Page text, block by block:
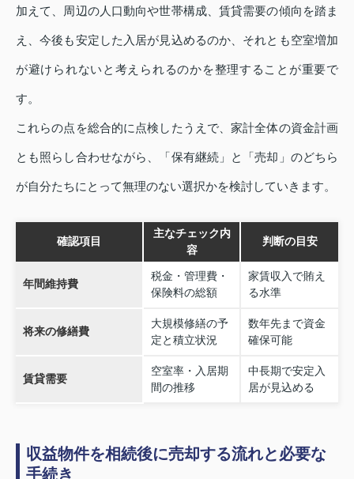
加えて、周辺の人口動向や世帯構成、賃貸需要の傾向を踏ま
え、今後も安定した入居が見込めるのか、それとも空室増加
が避けられないと考えられるのかを整理することが重要で
す。
これらの点を総合的に点検したうえで、家計全体の資金計画
とも照らし合わせながら、「保有継続」と「売却」のどちら
が自分たちにとって無理のない選択かを検討していきます。
確認項目
主なチェック内
容
判断の目安
年間維持費
税金・管理費・
保険料の総額
家賃収入で賄え
る水準
将来の修繕費
大規模修繕の予
定と積立状況
数年先まで資金
確保可能
賃貸需要
空室率・入居期
間の推移
中長期で安定入
居が見込める
収益物件を相続後に売却する流れと必要な
手続き